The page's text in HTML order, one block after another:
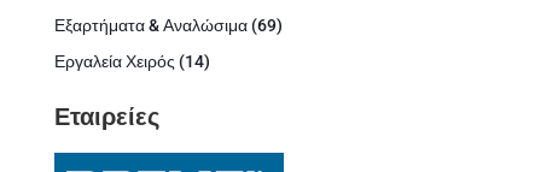
προϊόντα
Εξαρτήματα & Αναλώσιμα 6969
Εργαλεία Χειρός 1414
Εταιρείες